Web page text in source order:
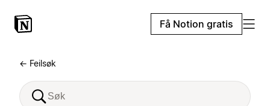
Få Notion gratis
← Feilsøk